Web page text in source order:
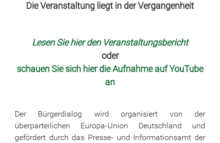
Die Veranstaltung liegt in der Vergangenheit
Lesen Sie hier den Veranstaltungsbericht
oder
schauen Sie sich hier die Aufnahme auf YouTube
an
Der Bürgerdialog wird organisiert von der
überparteilichen Europa-Union Deutschland und
gefördert durch das Presse- und Informationsamt der